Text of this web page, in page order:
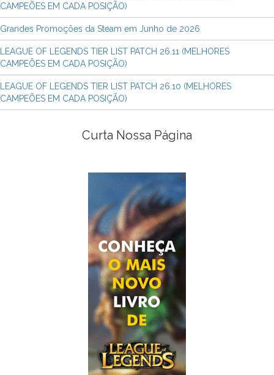
CAMPEÕES EM CADA POSIÇÃO)
Grandes Promoções da Steam em Junho de 2026
LEAGUE OF LEGENDS TIER LIST PATCH 26.11 (MELHORES
CAMPEÕES EM CADA POSIÇÃO)
LEAGUE OF LEGENDS TIER LIST PATCH 26.10 (MELHORES
CAMPEÕES EM CADA POSIÇÃO)
Curta Nossa Página